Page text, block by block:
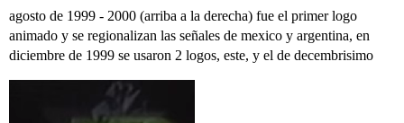
agosto de 1999 - 2000 (arriba a la derecha) fue el primer logo
animado y se regionalizan las señales de mexico y argentina, en
diciembre de 1999 se usaron 2 logos, este, y el de decembrisimo